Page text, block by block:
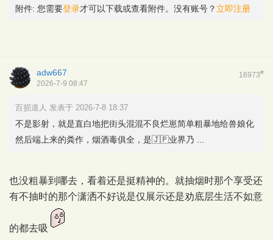
附件: 您需要登录才可以下载或查看附件。没有账号？ 立即注册
16973#
adw667
2026-7-9 08:47
百损道人 发表于 2026-7-8 18:37
不是影射，就是直白地把街头混混不良烂崽简单粗暴地给兽娘化
然后端上来的粪作，烟酒毒俱全，是🇯🇵业界乃 ...
也没粗暴到哪去，看着还是挺精神的。就抽烟时那个享受还
有不抽时的那个潇洒不好说是仅展示还是劝底层生活不如意
的都去吸